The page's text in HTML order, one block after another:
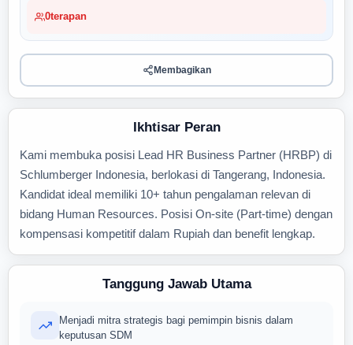
0terapan
Membagikan
Ikhtisar Peran
Kami membuka posisi Lead HR Business Partner (HRBP) di
Schlumberger Indonesia, berlokasi di Tangerang, Indonesia.
Kandidat ideal memiliki 10+ tahun pengalaman relevan di
bidang Human Resources. Posisi On-site (Part-time) dengan
kompensasi kompetitif dalam Rupiah dan benefit lengkap.
Tanggung Jawab Utama
Menjadi mitra strategis bagi pemimpin bisnis dalam
keputusan SDM